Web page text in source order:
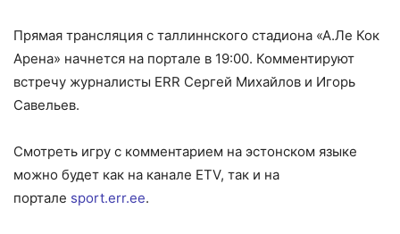
Прямая трансляция с таллиннского стадиона «А.Ле Кок
Арена» начнется на портале в 19:00. Комментируют
встречу журналисты ERR Сергей Михайлов и Игорь
Савельев.
Смотреть игру с комментарием на эстонском языке
можно будет как на канале ETV, так и на
портале sport.err.ee.